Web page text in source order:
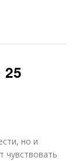
25
но и
чувствовать